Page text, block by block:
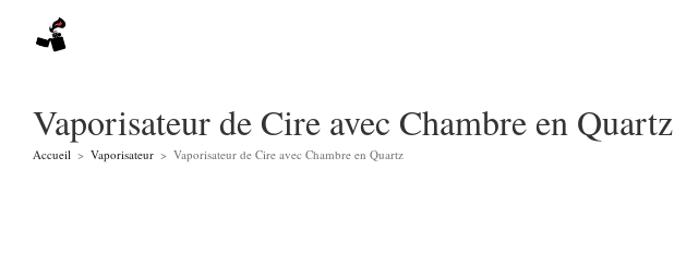
Vaporisateur de Cire avec Chambre en Quartz
Accueil > Vaporisateur > Vaporisateur de Cire avec Chambre en Quartz